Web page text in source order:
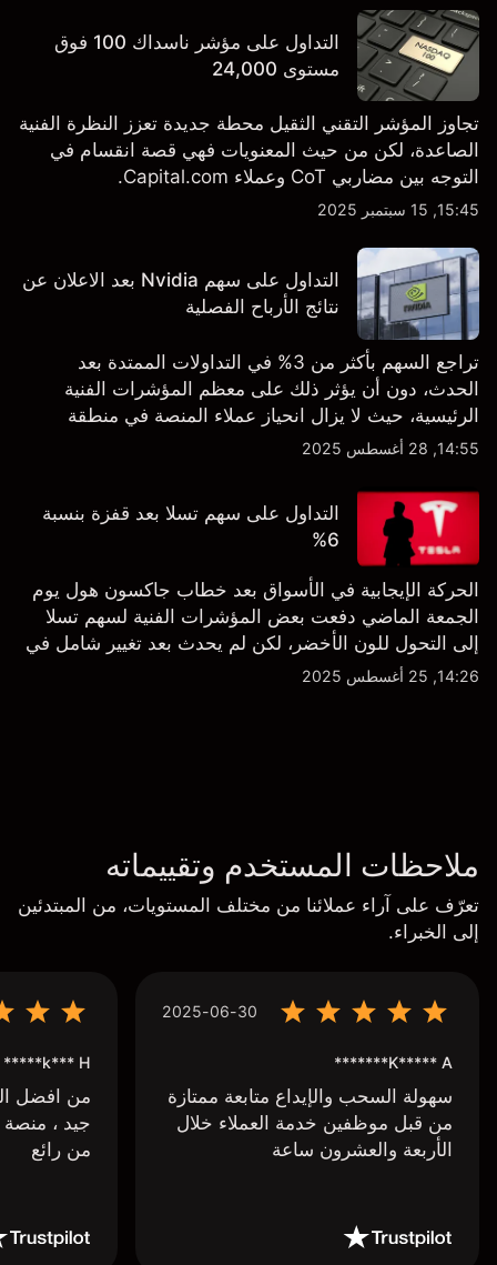
التداول على مؤشر ناسداك 100 فوق
مستوى 24,000
تجاوز المؤشر التقني الثقيل محطة جديدة تعزز النظرة الفنية
الصاعدة، لكن من حيث المعنويات فهي قصة انقسام في
التوجه بين مضاربي CoT وعملاء Capital.com.
15:45, 15 سبتمبر 2025
التداول على سهم Nvidia بعد الاعلان عن
نتائج الأرباح الفصلية
تراجع السهم بأكثر من 3% في التداولات الممتدة بعد
الحدث، دون أن يؤثر ذلك على معظم المؤشرات الفنية
الرئيسية، حيث لا يزال انحياز عملاء المنصة في منطقة
الشراء المفرط.
14:55, 28 أغسطس 2025
التداول على سهم تسلا بعد قفزة بنسبة
6%
الحركة الإيجابية في الأسواق بعد خطاب جاكسون هول يوم
الجمعة الماضي دفعت بعض المؤشرات الفنية لسهم تسلا
إلى التحول للون الأخضر، لكن لم يحدث بعد تغيير شامل في
النظرة الفنية سواء على الإطار اليومي أو الأسبوعي.
14:26, 25 أغسطس 2025
ملاحظات المستخدم وتقييماته
تعرّف على آراء عملائنا من مختلف المستويات، من المبتدئين
إلى الخبراء.
2025-06-30
K***** A*******
سهولة السحب والإيداع متابعة ممتازة
من قبل موظفين خدمة العملاء خلال
الأربعة والعشرون ساعة
k*** H*****
من افضل
جيد ،
من رائع